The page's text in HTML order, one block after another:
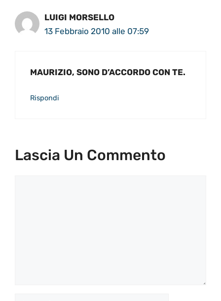
LUIGI MORSELLO
13 Febbraio 2010 alle 07:59
MAURIZIO, SONO D’ACCORDO CON TE.
Rispondi
Lascia Un Commento